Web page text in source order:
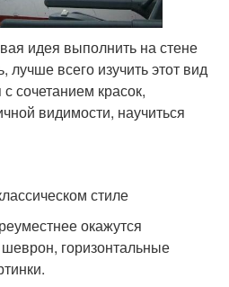
идея выполнить на стене
лучше всего изучить этот вид
сочетанием красок,
видимости, научиться
стиле
окажутся
горизонтальные